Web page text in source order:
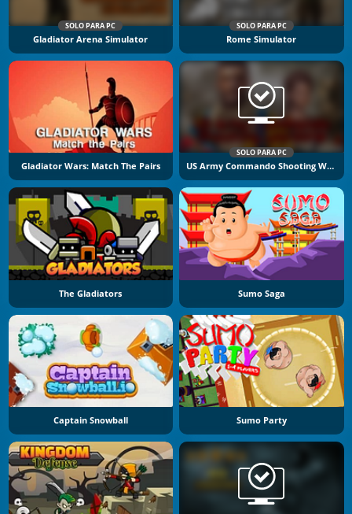
SOLO PARA PC
Gladiator Arena Simulator
SOLO PARA PC
Rome Simulator
Gladiator Wars: Match The Pairs
SOLO PARA PC
US Army Commando Shooting Warzone
The Gladiators Sumo Saga
Captain Snowball Sumo Party